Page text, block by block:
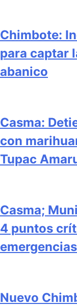
Chimbote:
para captar
abanico
Casma:
con
Tupac
Casma;
4 puntos
Nuevo